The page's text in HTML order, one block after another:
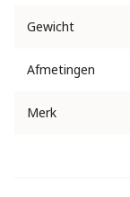
Gewicht
Afmetingen
Merk